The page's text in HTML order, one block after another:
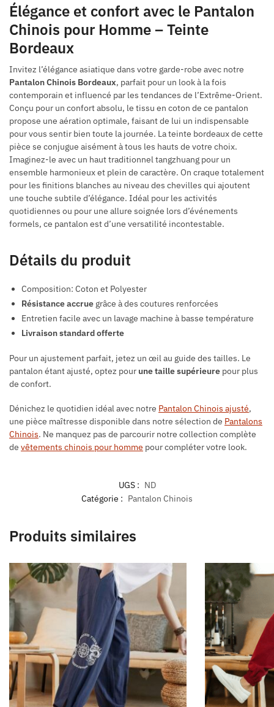
Élégance et confort avec le Pantalon
Chinois pour Homme – Teinte
Bordeaux
Invitez l’élégance asiatique dans votre garde-robe avec notre
Pantalon Chinois Bordeaux, parfait pour un look à la fois
contemporain et influencé par les tendances de l’Extrême-Orient.
Conçu pour un confort absolu, le tissu en coton de ce pantalon
propose une aération optimale, faisant de lui un indispensable
pour vous sentir bien toute la journée. La teinte bordeaux de cette
pièce se conjugue aisément à tous les hauts de votre choix.
Imaginez-le avec un haut traditionnel tangzhuang pour un
ensemble harmonieux et plein de caractère. On craque totalement
pour les finitions blanches au niveau des chevilles qui ajoutent
une touche subtile d’élégance. Idéal pour les activités
quotidiennes ou pour une allure soignée lors d’événements
formels, ce pantalon est d’une versatilité incontestable.
Détails du produit
Composition: Coton et Polyester
Résistance accrue grâce à des coutures renforcées
Entretien facile avec un lavage machine à basse température
Livraison standard offerte
Pour un ajustement parfait, jetez un œil au guide des tailles. Le
pantalon étant ajusté, optez pour une taille supérieure pour plus
de confort.
Dénichez le quotidien idéal avec notre Pantalon Chinois ajusté,
une pièce maîtresse disponible dans notre sélection de Pantalons
Chinois. Ne manquez pas de parcourir notre collection complète
de vêtements chinois pour homme pour compléter votre look.
UGS : ND
Catégorie : Pantalon Chinois
Produits similaires